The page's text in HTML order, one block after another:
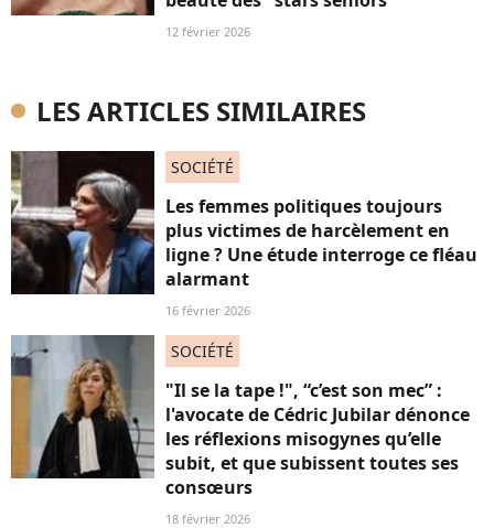
12 février 2026
LES ARTICLES SIMILAIRES
SOCIÉTÉ
Les femmes politiques toujours
plus victimes de harcèlement en
ligne ? Une étude interroge ce fléau
alarmant
16 février 2026
SOCIÉTÉ
"Il se la tape !", “c’est son mec” :
l'avocate de Cédric Jubilar dénonce
les réflexions misogynes qu’elle
subit, et que subissent toutes ses
consœurs
18 février 2026